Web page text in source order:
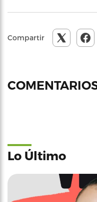
Compartir
Lo Último